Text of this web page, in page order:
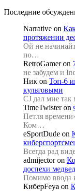
Последние
Narrative on
протяжении
Ой не
по…
RetroGamer on
не забудем и
Ник on Топ-6
культовыми
CJ дал мне
TimeTwister on
Петля
Ком…
eSportDude on
Всегда рад
admijector on
доспехи
Помимо ввода
КиберFeya on